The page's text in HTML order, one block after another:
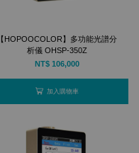
【HOPOOCOLOR】多功能光譜分
析儀 OHSP-350Z
NT$ 106,000
加入購物車